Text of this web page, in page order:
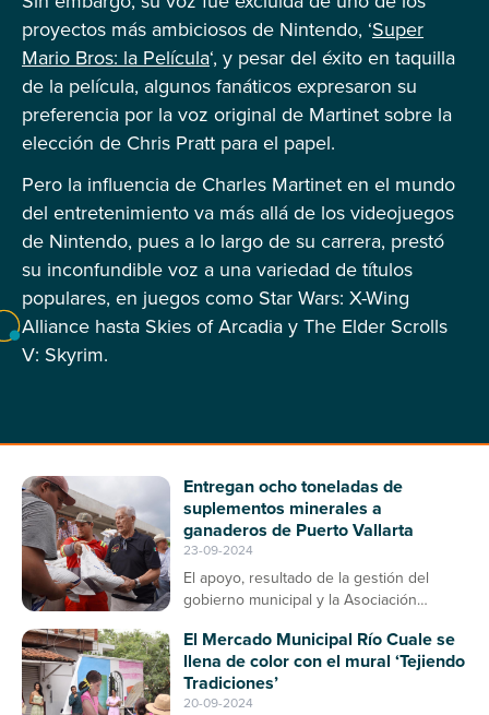
proyectos más ambiciosos de Nintendo, ‘Super
Mario Bros: la Película‘, y pesar del éxito en taquilla
de la película, algunos fanáticos expresaron su
preferencia por la voz original de Martinet sobre la
elección de Chris Pratt para el papel.
Pero la influencia de Charles Martinet en el mundo
del entretenimiento va más allá de los videojuegos
de Nintendo, pues a lo largo de su carrera, prestó
su inconfundible voz a una variedad de títulos
populares, en juegos como Star Wars: X-Wing
Alliance hasta Skies of Arcadia y The Elder Scrolls
V: Skyrim.
Entregan ocho toneladas de
suplementos minerales a
ganaderos de Puerto Vallarta
23-09-2024
El apoyo, resultado de la gestión del
gobierno municipal y la Asociación
enfermedades en el ganado bovino
El Mercado Municipal Río Cuale se
llena de color con el mural ‘Tejiendo
Tradiciones’
20-09-2024